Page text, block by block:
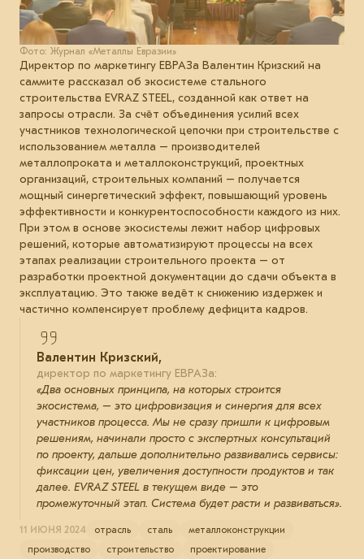
Фото: Журнал «Металлы Евразии»
Директор по маркетингу ЕВРАЗа Валентин Кризский на
саммите рассказал об экосистеме стального
строительства EVRAZ STEEL, созданной как ответ на
запросы отрасли. За счёт объединения усилий всех
участников технологической цепочки при строительстве с
использованием металла – производителей
металлопроката и металлоконструкций, проектных
организаций, строительных компаний – получается
мощный синергетический эффект, повышающий уровень
эффективности и конкурентоспособности каждого из них.
При этом в основе экосистемы лежит набор цифровых
решений, которые автоматизируют процессы на всех
этапах реализации строительного проекта – от
разработки проектной документации до сдачи объекта в
эксплуатацию. Это также ведёт к снижению издержек и
частично компенсирует проблему дефицита кадров.
Валентин Кризский,
директор по маркетингу ЕВРАЗа:
«Два основных принципа, на которых строится
экосистема, – это цифровизация и синергия для всех
участников процесса. Мы не сразу пришли к цифровым
решениям, начинали просто с экспертных консультаций
по проекту, дальше дополнительно развивались сервисы:
фиксации цен, увеличения доступности продуктов и так
далее. EVRAZ STEEL в текущем виде – это
промежуточный этап. Система будет расти и развиваться».
11 ИЮНЯ 2024 отрасль сталь
металлоконструкции
производство
строительство проектирование